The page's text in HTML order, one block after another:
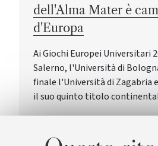
dell'Alma Mater è
d'Europa
Ai Giochi Europei Universitari
Salerno, l'Università di
finale l'Università di Zagabria
il suo quinto titolo